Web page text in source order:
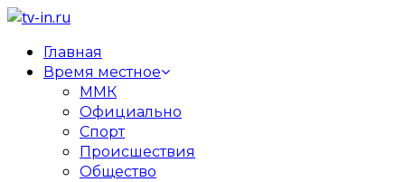
Главная
Время местное
ММК
Официально
Спорт
Происшествия
Общество